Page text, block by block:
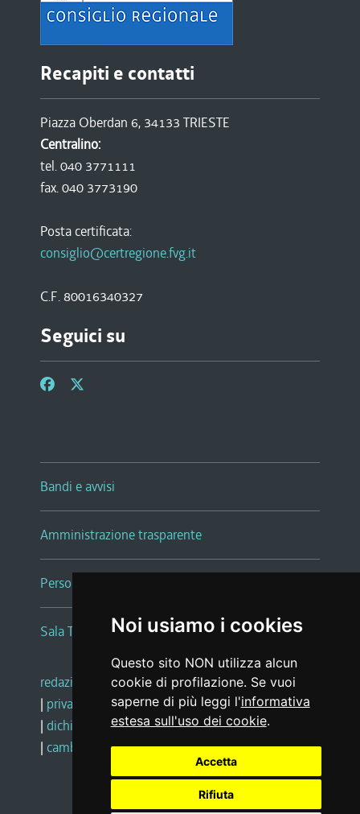
Noi usiamo i cookies
Questo sito NON utilizza alcun
cookie di profilazione. Se vuoi
saperne di più leggi l'informativa
estesa sull'uso dei cookie.
Accetta
Rifiuta
Recapiti e contatti
Piazza Oberdan 6, 34133 TRIESTE
Centralino:
tel. 040 3771111
fax. 040 3773190
Posta certificata:
consiglio@certregione.fvg.it
C.F. 80016340327
Seguici su
Bandi e avvisi
Amministrazione trasparente
Persone e Uffici
Sala Tiziano Tessitori
redazione web |note legali |glossario
| privacy
social media policy
| dichiarazione di accessibilità |feedback
| cambio preferenze cookie
Realizzato da